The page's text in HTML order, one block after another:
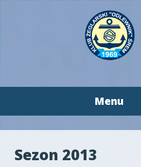
Menu
Przeskocz
do
Sezon 2013